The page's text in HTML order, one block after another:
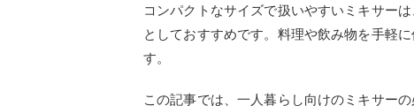
コンパクトなサイズで扱いやすいミキサー
としておすすめです。料理や飲み物を手軽
す。
この記事では、一人暮らし向けのミキサー